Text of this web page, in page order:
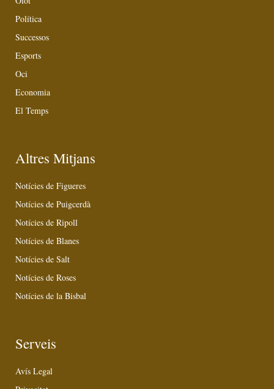
Política
Successos
Esports
Oci
Economia
El Temps
Altres Mitjans
Notícies de Figueres
Notícies de Puigcerdà
Notícies de Ripoll
Notícies de Blanes
Notícies de Salt
Notícies de Roses
Notícies de la Bisbal
Serveis
Avís Legal